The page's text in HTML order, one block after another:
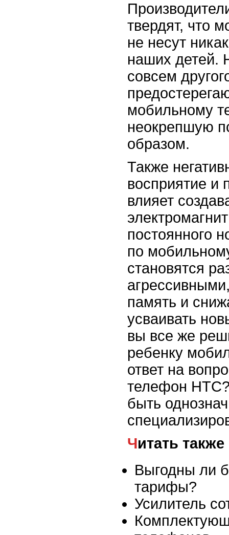
твердят, что
не несут
наших детей.
совсем
мобильному
неокрепшую
образом.
Также
восприятие и
влияет
постоянного
по
становятся
память и
усваивать
вы все же
ребенку
ответ на
телефон
быть
Читать также
Выгодны ли
тарифы?
Усилитель